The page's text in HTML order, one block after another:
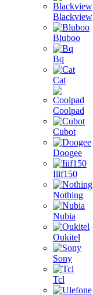
Blackview
Bluboo
Bq
Cat
Coolpad
Cubot
Doogee
Iiif150
Nothing
Nubia
Oukitel
Sony
Tcl